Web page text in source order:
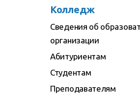
Колледж
Сведения об
организации
образовательной
Абитуриентам
Студентам
Преподавателям